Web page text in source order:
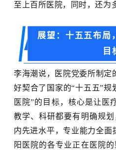
至上百所医院，同时，还为
展望：十五五布局
目
李海潮说，医院党委所制定
好契合了国家的“十五五”规
医院”的目标，核心是让医
教学、科研都要有明确规
内先进水平，专业能力全面
阳医院的各专业正在医院